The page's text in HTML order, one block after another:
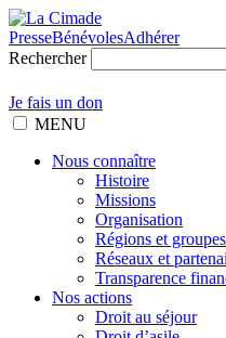
PresseBénévolesAdhérer
Rechercher
Je fais un don
MENU
Nous connaître
Histoire
Missions
Organisation
Régions et
Réseaux et
Transparence
Nos actions
Droit au séjour